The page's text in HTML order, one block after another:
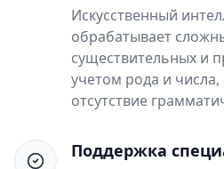
Искусственный
обрабатывает
существительных и
учетом рода и
отсутствие
Поддержка